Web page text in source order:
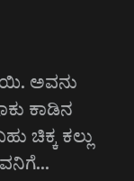
ಅವನು
ಕಾಡಿನ
ಚಿಕ್ಕ ಕಲ್ಲು